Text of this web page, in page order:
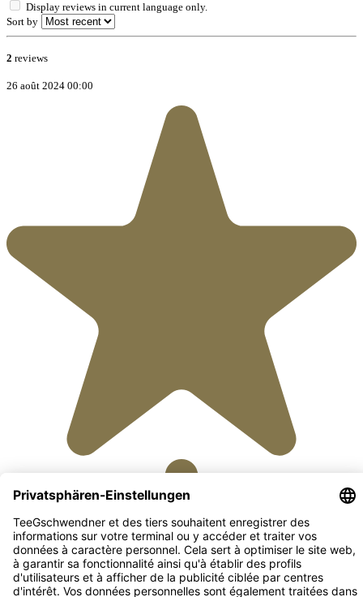
Display reviews in current language only.
Sort by
2 reviews
26 août 2024 00:00